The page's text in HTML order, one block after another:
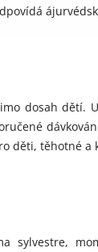
dosah dětí.
děti, těhotné a
sylvestre,